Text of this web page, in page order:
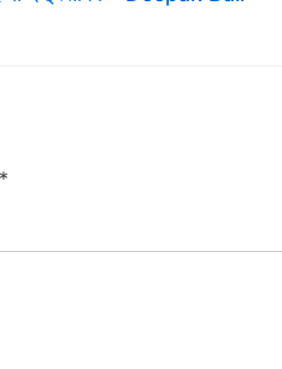
*